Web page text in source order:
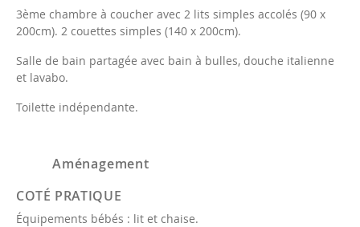
3ème chambre à coucher avec 2 lits simples accolés (90 x
200cm). 2 couettes simples (140 x 200cm).
Salle de bain partagée avec bain à bulles, douche italienne
et lavabo.
Toilette indépendante.
Aménagement
COTÉ PRATIQUE
Équipements bébés : lit et chaise.